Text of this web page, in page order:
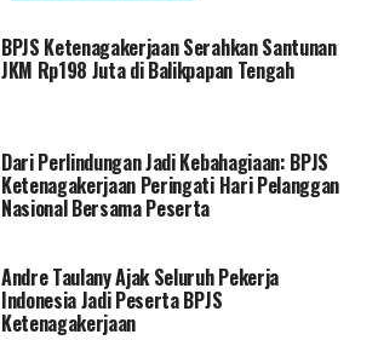
BPJS Ketenagakerjaan Serahkan Santunan
JKM Rp198 Juta di Balikpapan Tengah
Dari Perlindungan Jadi Kebahagiaan: BPJS
Ketenagakerjaan Peringati Hari Pelanggan
Nasional Bersama Peserta
Andre Taulany Ajak Seluruh Pekerja
Indonesia Jadi Peserta BPJS
Ketenagakerjaan